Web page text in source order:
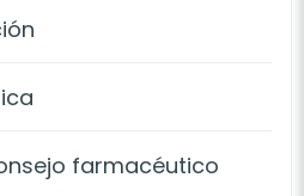
farmacéutico